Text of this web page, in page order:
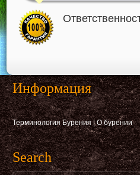
Информация
Терминология Бурения|О бурении
Search